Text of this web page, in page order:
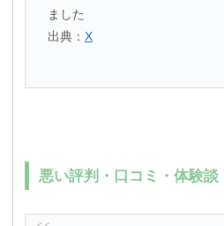
ました
出典： X
悪い評判・口コミ・体験談